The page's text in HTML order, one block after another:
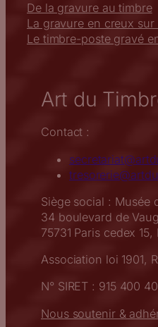
De la gravure au timbre
La gravure en creux sur
Le timbre-poste gravé
Art du
Contact :
Siège social : Musée
34 boulevard de
75731 Paris cedex 15,
Association loi 1901,
N° SIRET : 915 400
Nous soutenir &